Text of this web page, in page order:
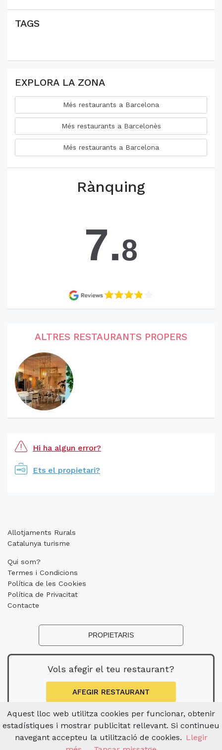
TAGS
EXPLORA LA ZONA
Més restaurants a Barcelona
Més restaurants a Barcelonès
Més restaurants a Barcelona
Rànquing
7.8
ALTRES RESTAURANTS PROPERS
Hi ha algun error?
Ets el propietari?
Allotjaments Rurals
Catalunya turisme
Qui som?
Termes i Condicions
Política de les Cookies
Política de Privacitat
Contacte
PROPIETARIS
Vols afegir el teu restaurant?
AFEGIR RESTAURANT
Aquest lloc web utilitza cookies per funcionar, obtenir
estadístiques i mostrar publicitat rellevant. Si continueu
navegant accepteu la utilització de cookies. Llegir